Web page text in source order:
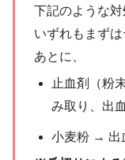
下記のような対
いずれもまず
あとに、
止血剤（粉
み取り、出
小麦粉 → 出